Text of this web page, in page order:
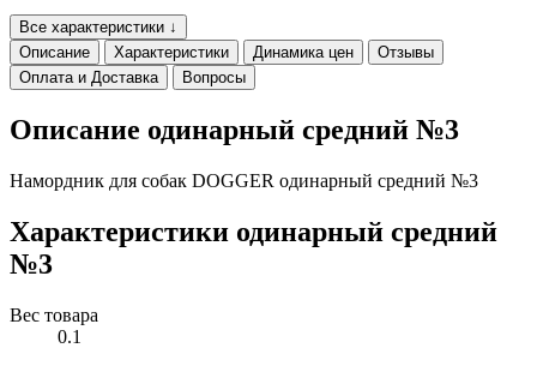
Все характеристики ↓
Описание
Характеристики Динамика цен
Отзывы
Оплата и Доставка
Вопросы
Описание одинарный средний №3
Намордник для собак DOGGER одинарный средний №3
Характеристики одинарный средний
№3
Вес товара
0.1